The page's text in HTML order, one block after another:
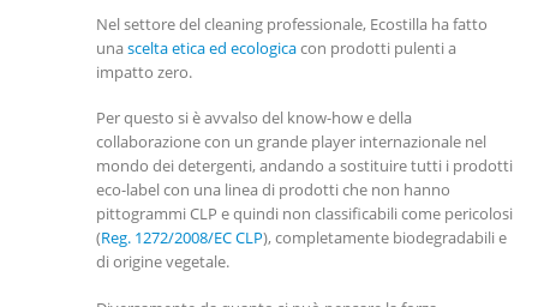
Nel settore del cleaning professionale, Ecostilla ha fatto
unascelta etica ed ecologicacon prodotti pulenti a
impatto zero.
Per questo si è avvalso del know-how e della
collaborazione con un grande player internazionale nel
mondo dei detergenti, andando a sostituire tutti i prodotti
eco-label con una linea di prodotti che non hanno
pittogrammi CLP e quindi non classificabili come pericolosi
(Reg. 1272/2008/EC CLP), completamente biodegradabili e
di origine vegetale.